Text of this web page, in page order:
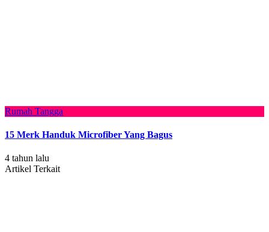
Rumah Tangga
15 Merk Handuk Microfiber Yang Bagus
4 tahun lalu
Artikel Terkait